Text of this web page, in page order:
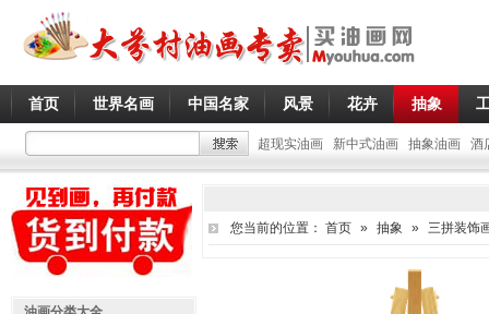
首页 世界名画 中国名家 风景 花卉 抽象
超现实油画 新中式油画 抽象油画 酒
您当前的位置： 首页 » 抽象 » 三拼装饰